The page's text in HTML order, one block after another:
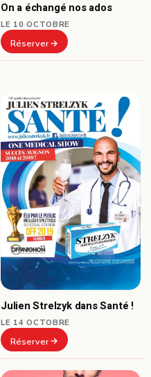
On a échangé nos ados
LE 10 OCTOBRE
Réserver
Julien Strelzyk dans Santé !
LE 14 OCTOBRE
Réserver